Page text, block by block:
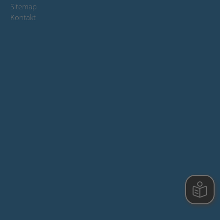
Sitemap
Kontakt